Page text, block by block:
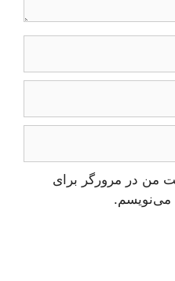
من در مرورگر برای
می‌نویسم.